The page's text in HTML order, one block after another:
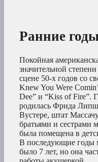
Ранние
Покойная
значительной
сцене 50-х годов со
Knew You Were
Dee” и “Kiss of Fire”.
родилась Фрида
Вустере, штат
братьями и сестрами
была помещена в
В последующие годы
было 7 лет, но она